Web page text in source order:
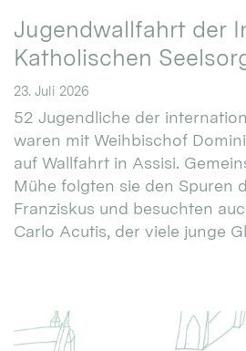
Jugendwallfahrt der
Katholischen
23. Juli 2026
52 Jugendliche der
waren mit Weihbischof
auf Wallfahrt in Assisi.
Mühe folgten sie den Spuren
Franziskus und besuchten
Carlo Acutis, der viele junge